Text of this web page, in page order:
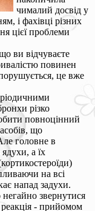
чималий досвід у
і фахівці різних
цієї проблеми
ви відчуваєте
повинен
це вже
різко
повноцінний
що
головне в
а їх
на всі
напад задухи.
звернутися
реакція - прийомом